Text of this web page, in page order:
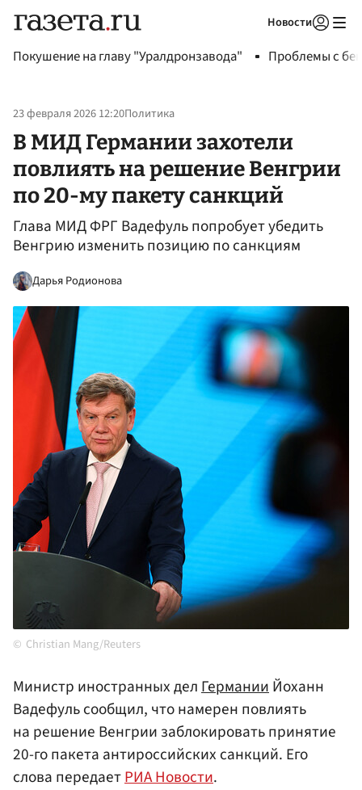
Новости
Покушение на главу "Уралдронзавода" Проблемы с
23 февраля 2026 12:20Политика
В МИД Германии захотели
повлиять на решение Венгрии
по 20-му пакету санкций
Глава МИД ФРГ Вадефуль попробует убедить
Венгрию изменить позицию по санкциям
Дарья Родионова
Christian Mang/Reuters
Министр иностранных делГерманииЙоханн
Вадефуль сообщил, что намерен повлиять
на решение Венгрии заблокировать принятие
20-го пакета антироссийских санкций. Его
слова передаетРИА Новости.